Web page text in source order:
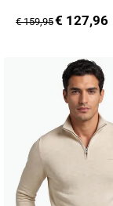
€ 159,95€ 127,96